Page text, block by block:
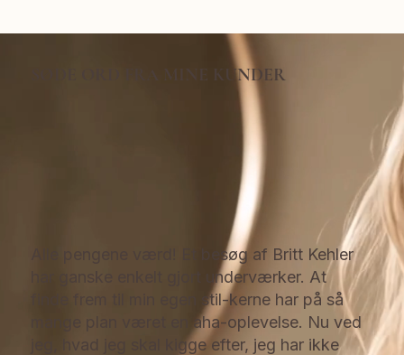
Alle pengene værd! Et besøg af Britt Kehler
har ganske enkelt gjort underværker. At
finde frem til min egen stil-kerne har på så
mange plan været en aha-oplevelse. Nu ved
jeg, hvad jeg skal kigge efter, jeg har ikke
SØDE ORD FRA MINE KUNDER